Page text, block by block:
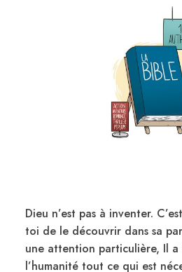
Dieu n’est pas à inventer.
toi de le découvrir dans sa
une attention particulière, Il a
l’humanité tout ce qui est